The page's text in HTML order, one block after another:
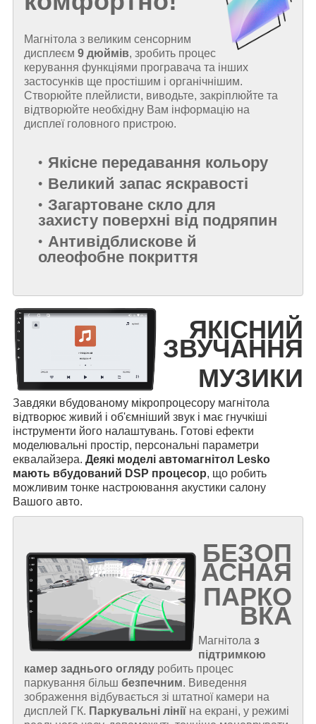
Магнітола з великим сенсорним
дисплеєм 9 дюймів, зробить процес
керування функціями програвача та інших
застосунків ще простішим і органічнішим.
Створюйте плейлисти, виводьте, закріплюйте та
відтворюйте необхідну Вам інформацію на
дисплеї головного пристрою.
Якісне передавання кольору
Великий запас яскравості
Загартоване скло для
захисту поверхні від подряпин
Антивідблискове й
олеофобне покриття
ЯКІСНИЙ
ЗВУЧАННЯ
МУЗИКИ
Завдяки вбудованому мікропроцесору магнітола
відтворює живий і об'ємніший звук і має гнучкіші
інструменти його налаштувань. Готові ефекти
моделювальні простір, персональні параметри
еквалайзера. Деякі моделі автомагнітол Lesko
мають вбудований DSP процесор, що робить
можливим тонке настроювання акустики салону
Вашого авто.
БЕЗОП
АСНАЯ
ПАРКО
ВКА
Магнітола з
підтримкою
камер заднього огляду робить процес
паркування більш безпечним. Виведення
зображення відбувається зі штатної камери на
дисплей ГК. Паркувальні лінії на екрані, у режимі